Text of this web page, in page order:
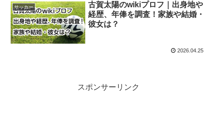
サッカー
古賀太陽のwikiプロフ｜出身地や
経歴、年俸を調査！家族や結婚・
彼女は？
2026.04.25
スポンサーリンク